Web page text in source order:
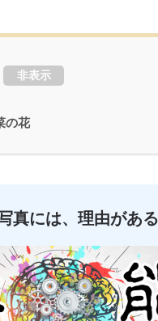
非表示
の花
真には、理由がある